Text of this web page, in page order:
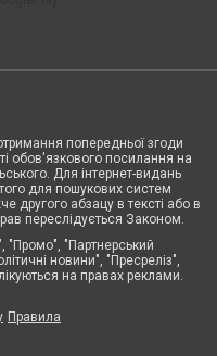
попередньої згоди
обов'язкового посилання на
Для інтернет-видань
для пошукових систем
другого абзацу в тексті або в
переслідується Законом.
"Промо", "Партнерський
новини", "Пресреліз",
на правах реклами.
Правила